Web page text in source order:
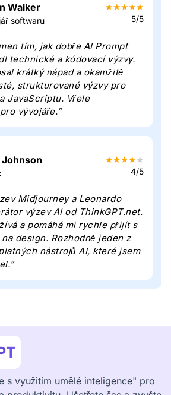
Walker
softwaru
★★★★★
5/5
tím, jak dobře AI Prompt
technické a kódovací výzvy.
krátký nápad a okamžitě
strukturované výzvy pro
JavaScriptu. Vřele
vývojáře.”
★★★★★
4/5
Midjourney a Leonardo
výzev AI od ThinkGPT.net.
a pomáhá mi rychle přijít s
design. Rozhodně jeden z
nástrojů AI, které jsem
s využitím umělé inteligence" pro